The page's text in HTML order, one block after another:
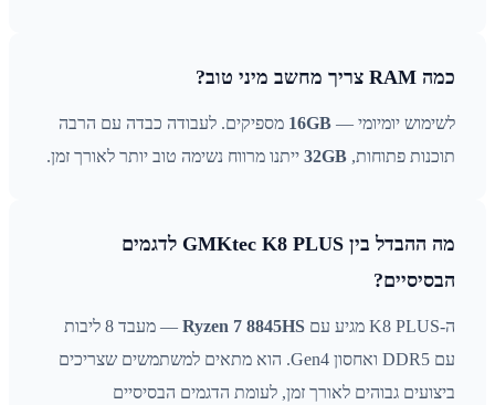
כמה RAM צריך מחשב מיני טוב?
לשימוש יומיומי —16GBמספיקים. לעבודה כבדה עם הרבה
תוכנות פתוחות,32GBייתנו מרווח נשימה טוב יותר לאורך זמן.
מה ההבדל בין GMKtec K8 PLUS לדגמים
הבסיסיים?
Ryzen 7 8845HS
— מעבד 8 ליבות
עם DDR5 ואחסון Gen4. הוא מתאים למשתמשים שצריכים
ביצועים גבוהים לאורך זמן, לעומת הדגמים הבסיסיים